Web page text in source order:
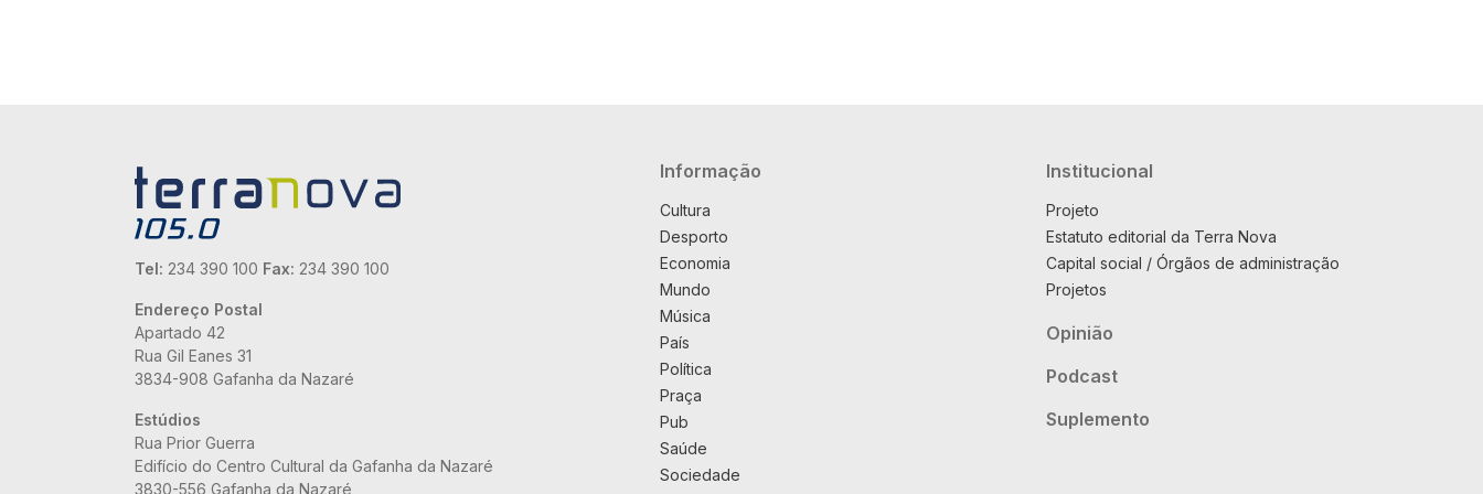
Tel: 234 390 100 Fax: 234 390 100
Endereço Postal
Apartado 42
Rua Gil Eanes 31
3834-908 Gafanha da Nazaré
Estúdios
Rua Prior Guerra
Edifício do Centro Cultural da Gafanha da Nazaré
3830-556 Gafanha da Nazaré
Navegação principal
Informação
Cultura
Desporto
Economia
Mundo
Música
País
Política
Praça
Pub
Saúde
Sociedade
Institucional
Projeto
Estatuto editorial da Terra Nova
Capital social / Órgãos de administração
Projetos
Opinião
Podcast
Suplemento